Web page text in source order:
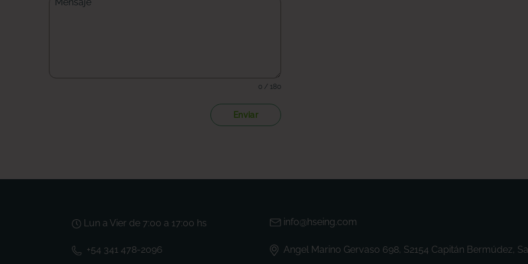
0 / 180
Enviar
Lun a Vier de 7:00 a 17:00 hs
+54 341 478-2096
info@hseing.com
Angel Marino Gervaso 698, S2154 Capitán Bermúdez,